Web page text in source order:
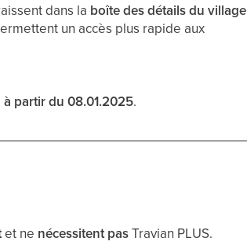
dans la boîte des détails du village
un accès plus rapide aux
partir du 08.01.2025.
et ne nécessitent pasTravian PLUS.